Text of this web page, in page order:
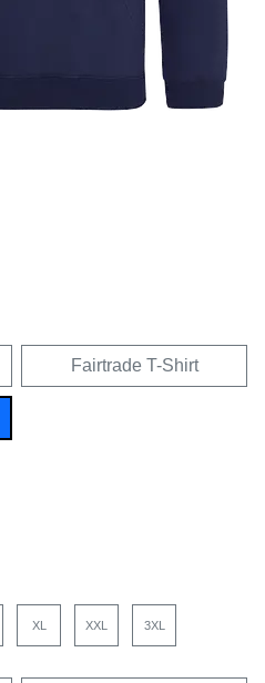
Fairtrade T-Shirt
XL XXL 3XL